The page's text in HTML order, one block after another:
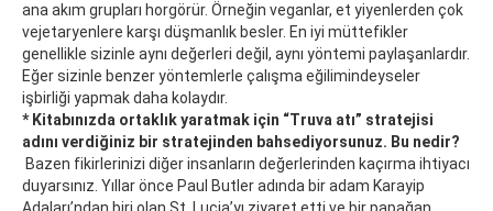
ana akım grupları horgörür. Örneğin veganlar, et yiyenlerden çok
vejetaryenlere karşı düşmanlık besler. En iyi müttefikler
genellikle sizinle aynı değerleri değil, aynı yöntemi paylaşanlardır.
Eğer sizinle benzer yöntemlerle çalışma eğilimindeyseler
işbirliği yapmak daha kolaydır.
* Kitabınızda ortaklık yaratmak için “Truva atı” stratejisi
adını verdiğiniz bir stratejinden bahsediyorsunuz. Bu nedir?
Bazen fikirlerinizi diğer insanların değerlerinden kaçırma ihtiyacı
duyarsınız. Yıllar önce Paul Butler adında bir adam Karayip